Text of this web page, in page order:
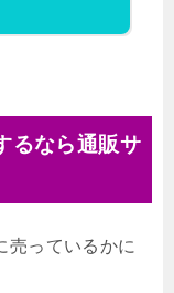
るなら通販サ
売っているかに